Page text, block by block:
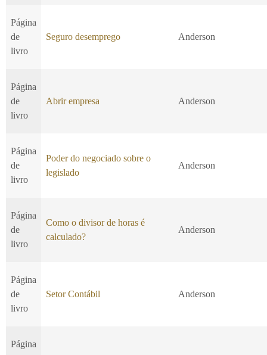
Página
de
livro
Seguro desemprego Anderson
Página
de
livro
Abrir empresa Anderson
Página
de
livro
Poder do negociado sobre o
legislado
Anderson
Página
de
livro
Como o divisor de horas é
calculado?
Anderson
Página
de
livro
Setor Contábil Anderson
Página